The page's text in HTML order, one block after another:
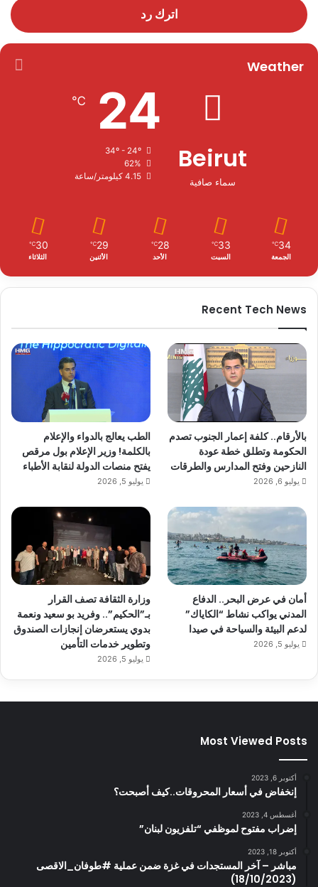
اترك رد
Weather
Beirut
سماء صافية
24
℃
34º - 24º
62%
4.15 كيلومتر/ساعة
34
℃
الجمعة
33
℃
السبت
28
℃
الأحد
29
℃
الأثنين
30
℃
الثلاثاء
Recent Tech News
بالأرقام.. كلفة إعمار الجنوب تصدم
الحكومة وتطلق خطة عودة
النازحين وفتح المدارس والطرقات
يوليو 6, 2026
الطب يعالج بالدواء والإعلام
بالكلمة! وزير الإعلام بول مرقص
يفتح منصات الدولة لنقابة الأطباء
يوليو 5, 2026
أمان في عرض البحر.. الدفاع
المدني يواكب نشاط “الكاياك”
لدعم البيئة والسياحة في صيدا
يوليو 5, 2026
وزارة الثقافة تصف القرار
بـ”الحكيم”.. وفريد بو سعيد ونعمة
بدوي يستعرضان إنجازات الصندوق
وتطوير خدمات التأمين
يوليو 5, 2026
Most Viewed Posts
أكتوبر 6, 2023
إنخفاض في أسعار المحروقات..كيف أصبحت؟
أغسطس 4, 2023
إضراب مفتوح لموظفي “تلفزيون لبنان”
أكتوبر 18, 2023
مباشر – آخر المستجدات في غزة ضمن عملية #طوفان_الاقصى
(18/10/2023)